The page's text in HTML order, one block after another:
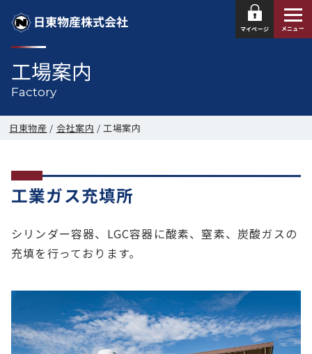
日東物産株式会社 マイページ メニュー
工場案内
Factory
日東物産 / 会社案内 /工場案内
工業ガス充填所
シリンダー容器、LGC容器に酸素、窒素、炭酸ガスの
充填を行っております。